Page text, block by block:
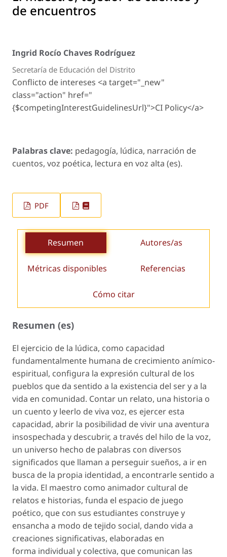
de encuentros
Ingrid Rocío Chaves Rodríguez
Secretaría de Educación del Distrito
Conflicto de intereses <a target="_new"
class="action" href="
{$competingInterestGuidelinesUrl}">CI Policy</a>
Palabras clave: pedagogía, lúdica, narración de
cuentos, voz poética, lectura en voz alta (es).
PDF
Resumen Autores/as
Métricas disponibles Referencias
Cómo citar
Resumen (es)
El ejercicio de la lúdica, como capacidad
fundamentalmente humana de crecimiento anímico-
espiritual, configura la expresión cultural de los
pueblos que da sentido a la existencia del ser y a la
vida en comunidad. Contar un relato, una historia o
un cuento y leerlo de viva voz, es ejercer esta
capacidad, abrir la posibilidad de vivir una aventura
insospechada y descubrir, a través del hilo de la voz,
un universo hecho de palabras con diversos
significados que llaman a perseguir sueños, a ir en
busca de la propia identidad, a encontrarle sentido a
la vida. El maestro como animador cultural de
relatos e historias, funda el espacio de juego
poético, que con sus estudiantes construye y
ensancha a modo de tejido social, dando vida a
creaciones significativas, elaboradas en
forma individual y colectiva, que comunican las